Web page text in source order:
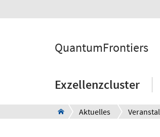
QuantumFrontiers
Exzellenzcluster
Aktuelles